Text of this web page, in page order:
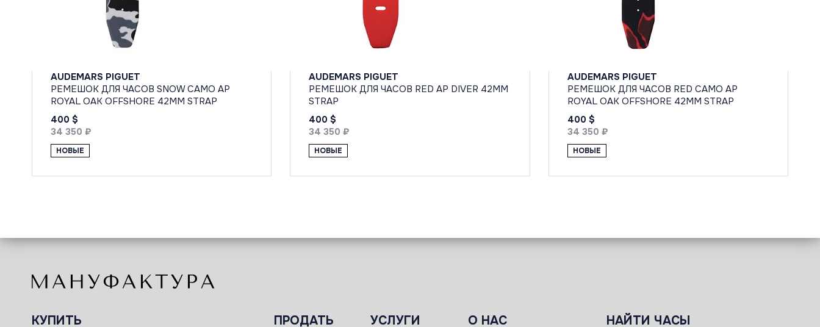
AUDEMARS PIGUET
РЕМЕШОК ДЛЯ ЧАСОВ SNOW CAMO AP
ROYAL OAK OFFSHORE 42MM STRAP
400 $
34 350 ₽
НОВЫЕ
AUDEMARS PIGUET
РЕМЕШОК ДЛЯ ЧАСОВ RED AP DIVER 42MM
STRAP
400 $
34 350 ₽
НОВЫЕ
AUDEMARS PIGUET
РЕМЕШОК ДЛЯ ЧАСОВ RED CAMO AP
ROYAL OAK OFFSHORE 42MM STRAP
400 $
34 350 ₽
НОВЫЕ
КУПИТЬ ПРОДАТЬ УСЛУГИ О НАС НАЙТИ ЧАСЫ